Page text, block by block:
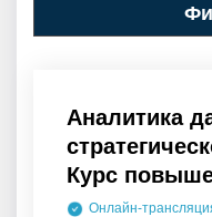
Аналитика
Курс
.
Онлайн-